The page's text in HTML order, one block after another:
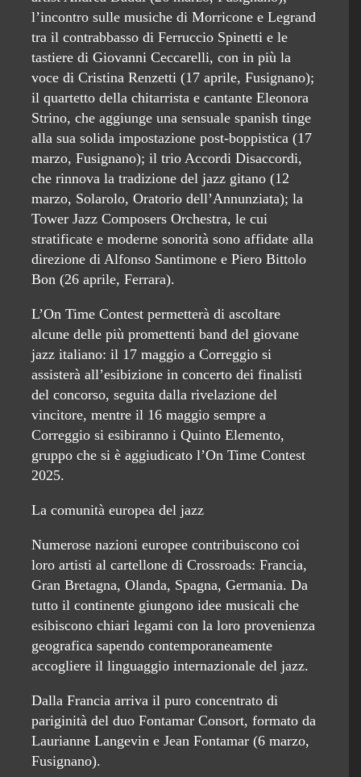
l’incontro sulle musiche di Morricone e Legrand
tra il contrabbasso di Ferruccio Spinetti e le
tastiere di Giovanni Ceccarelli, con in più la
voce di Cristina Renzetti (17 aprile, Fusignano);
il quartetto della chitarrista e cantante Eleonora
Strino, che aggiunge una sensuale spanish tinge
alla sua solida impostazione post-boppistica (17
marzo, Fusignano); il trio Accordi Disaccordi,
che rinnova la tradizione del jazz gitano (12
marzo, Solarolo, Oratorio dell’Annunziata); la
Tower Jazz Composers Orchestra, le cui
stratificate e moderne sonorità sono affidate alla
direzione di Alfonso Santimone e Piero Bittolo
Bon (26 aprile, Ferrara).
L’On Time Contest permetterà di ascoltare
alcune delle più promettenti band del giovane
jazz italiano: il 17 maggio a Correggio si
assisterà all’esibizione in concerto dei finalisti
del concorso, seguita dalla rivelazione del
vincitore, mentre il 16 maggio sempre a
Correggio si esibiranno i Quinto Elemento,
gruppo che si è aggiudicato l’On Time Contest
2025.
La comunità europea del jazz
Numerose nazioni europee contribuiscono coi
loro artisti al cartellone di Crossroads: Francia,
Gran Bretagna, Olanda, Spagna, Germania. Da
tutto il continente giungono idee musicali che
esibiscono chiari legami con la loro provenienza
geografica sapendo contemporaneamente
accogliere il linguaggio internazionale del jazz.
Dalla Francia arriva il puro concentrato di
pariginità del duo Fontamar Consort, formato da
Laurianne Langevin e Jean Fontamar (6 marzo,
Fusignano).